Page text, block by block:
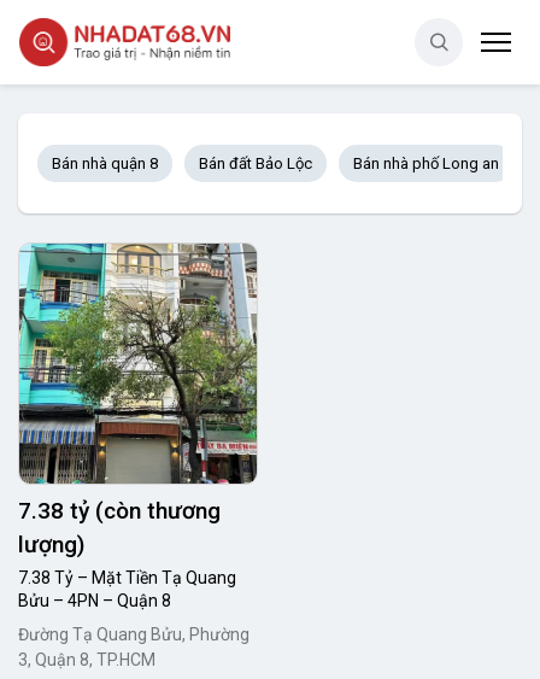
Bán nhà quận 8 Bán đất Bảo Lộc Bán nhà phố Long an
7.38 tỷ (còn thương
lượng)
7.38 Tỷ – Mặt Tiền Tạ Quang
Bửu – 4PN – Quận 8
Đường Tạ Quang Bửu, Phường
3, Quận 8, TP.HCM